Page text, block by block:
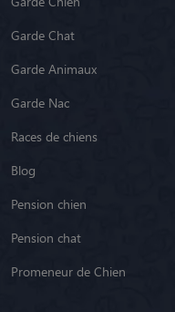
Garde Chat
Garde Animaux
Garde Nac
Races de chiens
Blog
Pension chien
Pension chat
Promeneur de Chien